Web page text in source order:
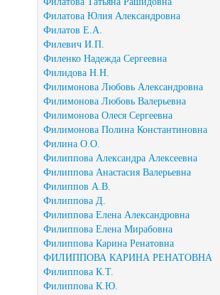
Филатова Юлия Александровна
Филатов Е.А.
Филевич И.П.
Филенко Надежда Сергеевна
Филидова Н.Н.
Филимонова Любовь Александровна
Филимонова Любовь Валерьевна
Филимонова Олеся Сергеевна
Филимонова Полина Константиновна
Филина О.О.
Филиппова Александра Алексеевна
Филиппова Анастасия Валерьевна
Филиппов А.В.
Филиппова Д.
Филиппова Елена Александровна
Филиппова Елена Мирабовна
Филиппова Карина Ренатовна
ФИЛИППОВА КАРИНА РЕНАТОВНА
Филиппова К.Т.
Филиппова К.Ю.